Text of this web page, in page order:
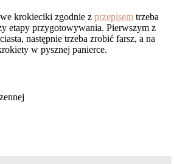
krokieciki zgodnie z przepisem trzeba
etapy przygotowywania. Pierwszym z
następnie trzeba zrobić farsz, a na
w pysznej panierce.